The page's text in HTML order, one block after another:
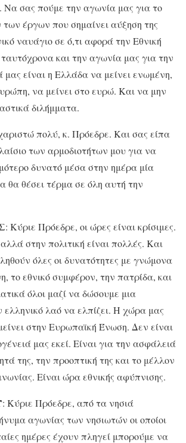
Να σας πούμε την αγωνία μας για το
έργων που σημαίνει αύξηση της
ναυάγιο σε ό,τι αφορά την Εθνική
και την αγωνία μας για την
είναι η Ελλάδα να μείνει ενωμένη,
να μείνει στο ευρώ. Και να μην
διλήμματα.
πολύ, κ. Πρόεδρε. Και σας είπα
των αρμοδιοτήτων μου για να
δυνατό μέσα στην ημέρα μία
θα θέσει τέρμα σε όλη αυτή την
: Κύριε Πρόεδρε, οι ώρες είναι κρίσιμες.
στην πολιτική είναι πολλές. Και
όλες οι δυνατότητες με γνώμονα
το εθνικό συμφέρον, την πατρίδα, και
όλοι μαζί να δώσουμε μια
ελληνικό λαό να ελπίζει. Η χώρα μας
στην Ευρωπαϊκή Ένωση. Δεν είναι
μας εκεί. Είναι για την ασφάλειά
της, την προοπτική της και το μέλλον
Είναι ώρα εθνικής αφύπνισης.
: Κύριε Πρόεδρε, από τα νησιά
αγωνίας των νησιωτών οι οποίοι
ημέρες έχουν πληγεί μπορούμε να